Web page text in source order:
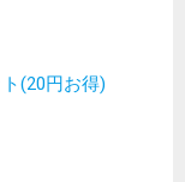
(20円お得)